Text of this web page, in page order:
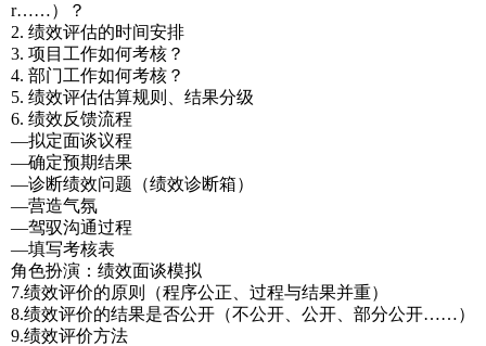
r……）？
2. 绩效评估的时间安排
3. 项目工作如何考核？
4. 部门工作如何考核？
5. 绩效评估估算规则、结果分级
6. 绩效反馈流程
—拟定面谈议程
—确定预期结果
—诊断绩效问题（绩效诊断箱）
—营造气氛
—驾驭沟通过程
—填写考核表
角色扮演：绩效面谈模拟
7.绩效评价的原则（程序公正、过程与结果并重）
8.绩效评价的结果是否公开（不公开、公开、部分公开……）
9.绩效评价方法